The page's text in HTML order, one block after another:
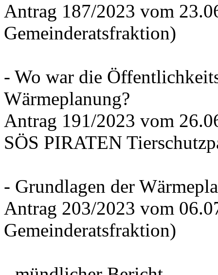
Antrag 187/2023 vom
Gemeinderatsfraktion)
- Wo war die
Wärmeplanung?
Antrag 191/2023 vom
SÖS PIRATEN
- Grundlagen der
Antrag 203/2023 vom
Gemeinderatsfraktion)